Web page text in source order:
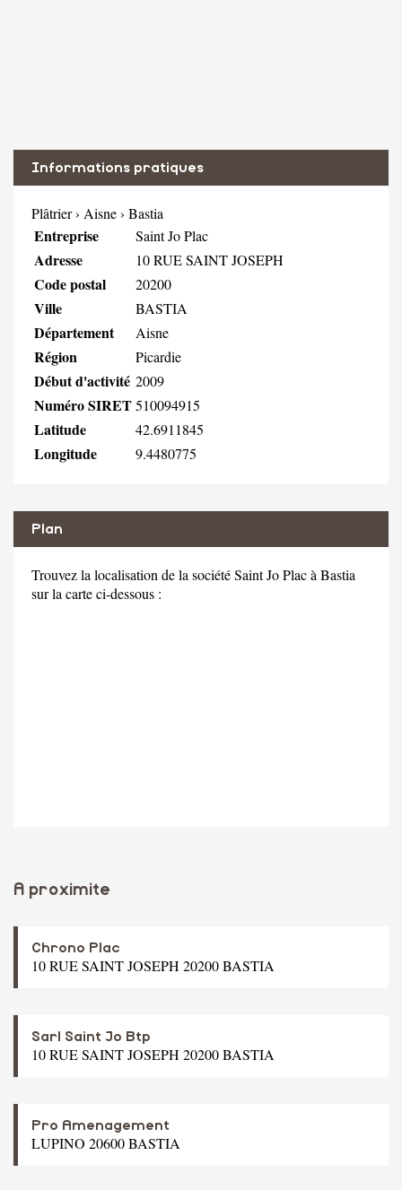
Informations pratiques
Plâtrier› Aisne› Bastia
Entreprise Saint Jo Plac
Adresse 10 RUE SAINT JOSEPH
Code postal 20200
Ville BASTIA
Département Aisne
Région Picardie
Début d'activité 2009
Numéro SIRET510094915
Latitude 42.6911845
Longitude 9.4480775
Plan
Trouvez la localisation de la société Saint Jo Plac à Bastia
sur la carte ci-dessous :
A proximite
Chrono Plac
10 RUE SAINT JOSEPH 20200 BASTIA
Sarl Saint Jo Btp
10 RUE SAINT JOSEPH 20200 BASTIA
Pro Amenagement
LUPINO 20600 BASTIA